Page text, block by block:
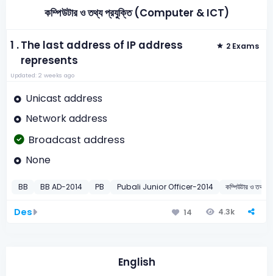
কম্পিউটার ও তথ্য প্রযুক্তি (Computer & ICT)
1 .The last address of IP address
represents
2 Exams
Updated: 2 weeks ago
Unicast address
Network address
Broadcast address
None
BB BB AD-2014 PB Pubali Junior Officer-2014 কম্পিউটার ও
Des 14 4.3k
English